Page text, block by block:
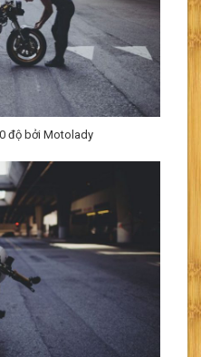
độ bởi Motolady